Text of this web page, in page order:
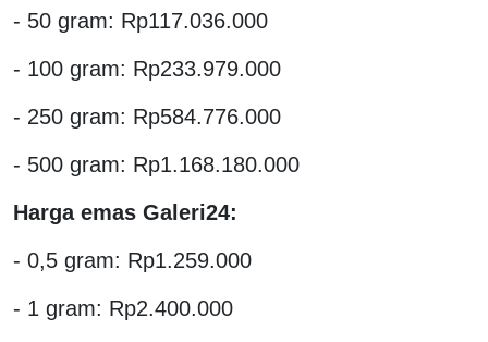
- 50 gram: Rp117.036.000
- 100 gram: Rp233.979.000
- 250 gram: Rp584.776.000
- 500 gram: Rp1.168.180.000
Harga emas Galeri24:
- 0,5 gram: Rp1.259.000
- 1 gram: Rp2.400.000